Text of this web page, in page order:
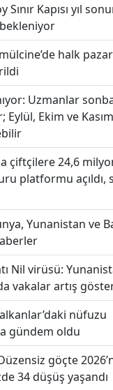
Sınır Kapısı yıl
bekleniyor
halk
Uzmanlar
Ekim ve Kasım
çiftçilere 24,6
platformu açıldı,
Yunanistan ve
Nil virüsü:
vakalar artış
nüfuzu
gündem oldu
göçte
34 düşüş yaşandı